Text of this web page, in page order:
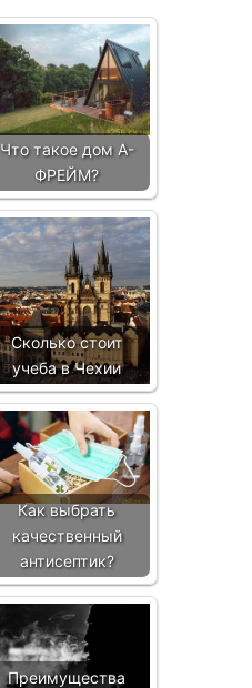
Что такое дом А-
ФРЕЙМ?
Сколько стоит
учеба в Чехии
Как выбрать
качественный
антисептик?
Преимущества